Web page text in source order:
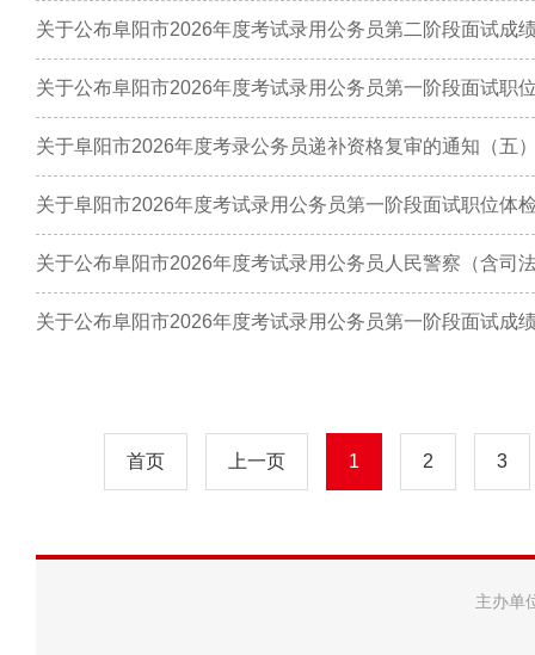
关于公布阜阳市2026年度考试录用公务员第二阶段面试成
关于公布阜阳市2026年度考试录用公务员第一阶段面试职
关于阜阳市2026年度考录公务员递补资格复审的通知（五
关于阜阳市2026年度考试录用公务员第一阶段面试职位体
关于公布阜阳市2026年度考试录用公务员第一阶段面试成
首页 上一页 1 2 3
主办单